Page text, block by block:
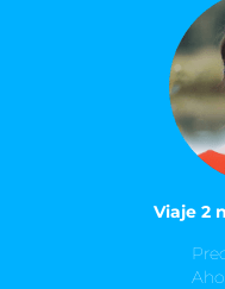
Viaje 2